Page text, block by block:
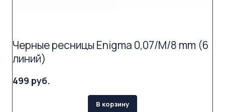
Черные ресницы Enigma 0,07/M/8 mm (6
линий)
499 руб.
В корзину